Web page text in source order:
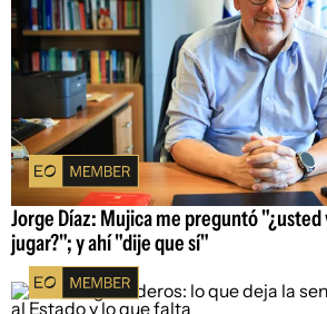
Jorge Díaz: Mujica me preguntó "¿usted
jugar?"; y ahí "dije que sí"